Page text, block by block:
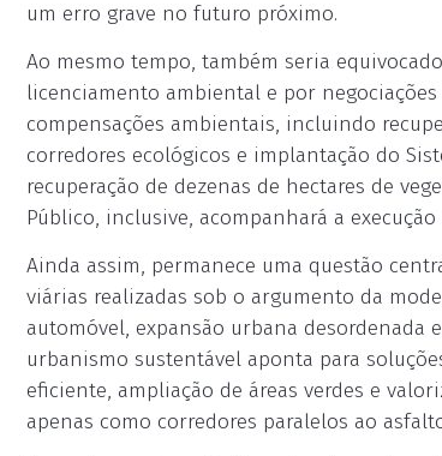
um erro grave no futuro próximo.
Ao mesmo tempo, também seria
licenciamento ambiental e por
compensações ambientais, incluindo
corredores ecológicos e implantação do
recuperação de dezenas de hectares de
Público, inclusive, acompanhará a
Ainda assim, permanece uma questão
viárias realizadas sob o argumento da
automóvel, expansão urbana desordenada
urbanismo sustentável aponta para
eficiente, ampliação de áreas verdes e
apenas como corredores paralelos ao